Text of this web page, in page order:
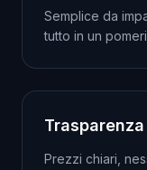
Semplice da
tutto in un
Trasparenza
Prezzi chiari,